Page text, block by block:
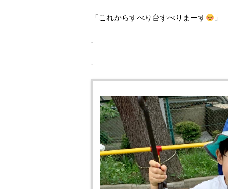
「これからすべり台すべりまーす 」
.
.